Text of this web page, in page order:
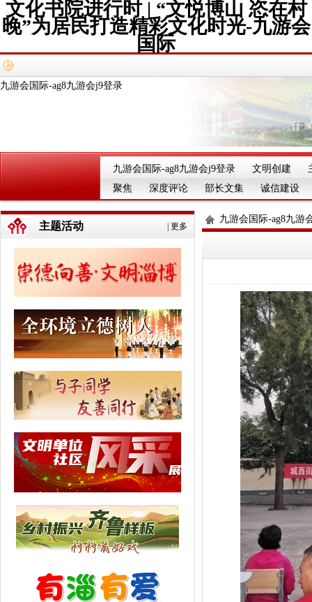
文化书院进行时 | “文悦博山 恣在村
晚”为居民打造精彩文化时光-九游会
国际
九游会国际-ag8九游会j9登录
九游会国际-ag8九游会j9登录 文明创建
聚焦
深度评论 部长文集 诚信建设
更多
主题活动
九游会国际-ag8九游